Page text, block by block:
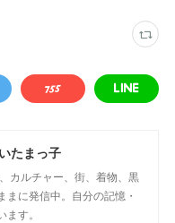
たまっ子
カルチャー、街、着物、黒
まに発信中。自分の記憶・
す。